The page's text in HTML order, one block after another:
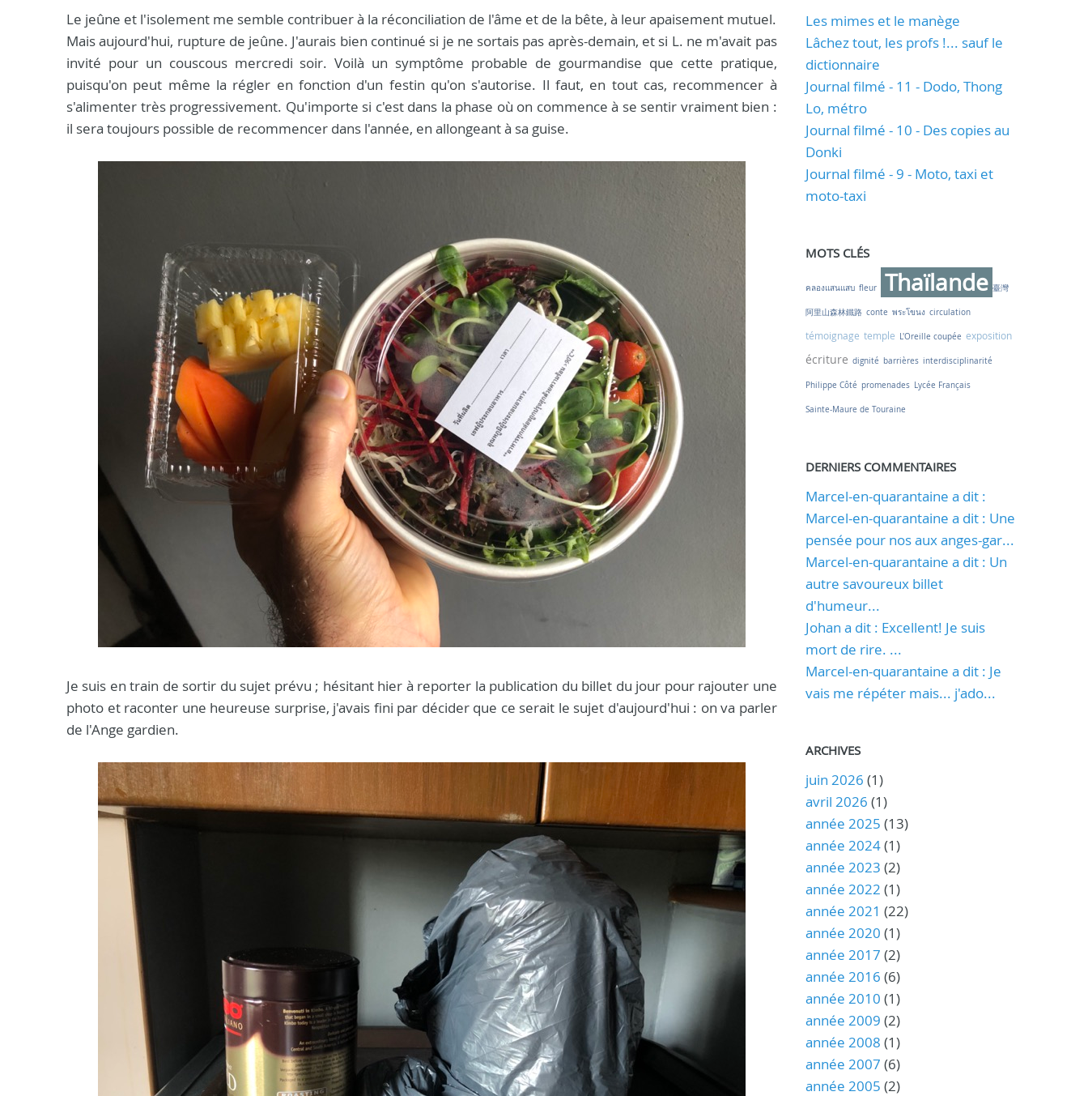
Le jeûne et l'isolement me semble contribuer à la réconciliation de l'âme et de la bête, à leur apaisement mutuel.
Mais aujourd'hui, rupture de jeûne. J'aurais bien continué si je ne sortais pas après-demain, et si L. ne m'avait pas
invité pour un couscous mercredi soir. Voilà un symptôme probable de gourmandise que cette pratique,
puisqu'on peut même la régler en fonction d'un festin qu'on s'autorise. Il faut, en tout cas, recommencer à
s'alimenter très progressivement. Qu'importe si c'est dans la phase où on commence à se sentir vraiment bien :
il sera toujours possible de recommencer dans l'année, en allongeant à sa guise.
Je suis en train de sortir du sujet prévu ; hésitant hier à reporter la publication du billet du jour pour rajouter une
photo et raconter une heureuse surprise, j'avais fini par décider que ce serait le sujet d'aujourd'hui : on va parler
de l'Ange gardien.
Les mimes et le manège
Lâchez tout, les profs !... sauf le
dictionnaire
Journal filmé - 11 - Dodo, Thong
Lo, métro
Journal filmé - 10 - Des copies au
Donki
Journal filmé - 9 - Moto, taxi et
moto-taxi
MOTS CLÉS
คลองแสนแสบ fleur Thaïlande 臺灣
阿里山森林鐵路 conte พระโขนง circulation
témoignage temple L'Oreille coupée exposition
écriture dignité barrières interdisciplinarité
Philippe Côté promenades Lycée Français
Sainte-Maure de Touraine
DERNIERS COMMENTAIRES
Marcel-en-quarantaine a dit :
Marcel-en-quarantaine a dit : Une
pensée pour nos aux anges-gar...
Marcel-en-quarantaine a dit : Un
autre savoureux billet
d'humeur...
Johan a dit : Excellent! Je suis
mort de rire. ...
Marcel-en-quarantaine a dit : Je
vais me répéter mais... j'ado...
ARCHIVES
juin 2026 (1)
avril 2026 (1)
année 2025 (13)
année 2024(1)
année 2023 (2)
année 2022 (1)
année 2021 (22)
année 2020 (1)
année 2017 (2)
année 2016 (6)
année 2010 (1)
année 2009 (2)
année 2008 (1)
année 2007 (6)
année 2005 (2)